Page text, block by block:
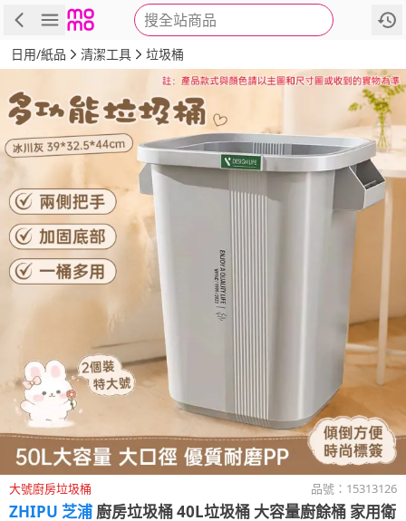
搜全站商品
商品 評價 詳情
日用/紙品 清潔工具 垃圾桶
大號廚房垃圾桶 品號： 15313126
ZHIPU 芝浦 廚房垃圾桶 40L垃圾桶 大容量廚餘桶 家用衛